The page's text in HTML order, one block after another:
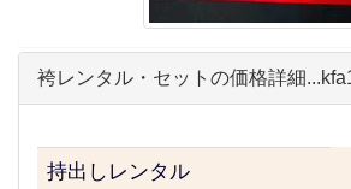
袴レンタル・セットの価格詳細
持出しレンタル